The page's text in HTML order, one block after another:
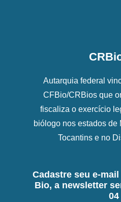
Autarquia federal
CFBio/CRBios que
fiscaliza o exercício
biólogo nos estados de
Tocantins e no
Cadastre seu e-
Bio, a newsletter
04